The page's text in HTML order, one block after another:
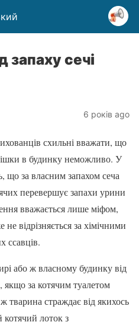
запаху сечі
6 років ago
схильні вважати, що
в будинку неможливо. У
що за власним запахом сеча
перевершує запахи урини
вважається лише міфом,
відрізняється за хімічними
ссавців.
або ж власному будинку від
за котячим туалетом
тварина страждає від якихось
лоток з